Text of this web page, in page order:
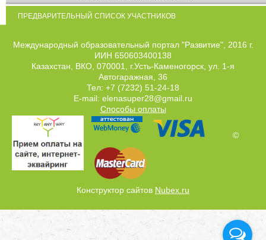
ПРЕДВАРИТЕЛЬНЫЙ СПИСОК УЧАСТНИКОВ
Международный образовательный портал "Развитие", 2016 г.
ИИН 650603400138
Казахстан, ВКО, 070001, г.Усть-Каменогорск, ул. 1-я
Автогаражная, 36
Тел: +7 (7232) 51-24-18
E-mail: elenasuper28@gmail.ru
Способы оплаты
©
Конструктор сайтов Nubex.ru